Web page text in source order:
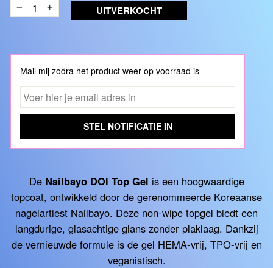
− + UITVERKOCHT
Mail mij zodra het product weer op voorraad is
STEL NOTIFICATIE IN
De Nailbayo DOI Top Gel is een hoogwaardige
topcoat, ontwikkeld door de gerenommeerde Koreaanse
nagelartiest Nailbayo. Deze non-wipe topgel biedt een
langdurige, glasachtige glans zonder plaklaag. Dankzij
de vernieuwde formule is de gel HEMA-vrij, TPO-vrij en
veganistisch.